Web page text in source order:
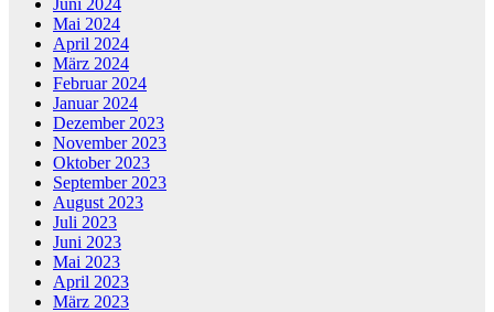
Mai 2024
April 2024
März 2024
Februar 2024
Januar 2024
Dezember 2023
November 2023
Oktober 2023
September 2023
August 2023
Juli 2023
Juni 2023
Mai 2023
April 2023
März 2023